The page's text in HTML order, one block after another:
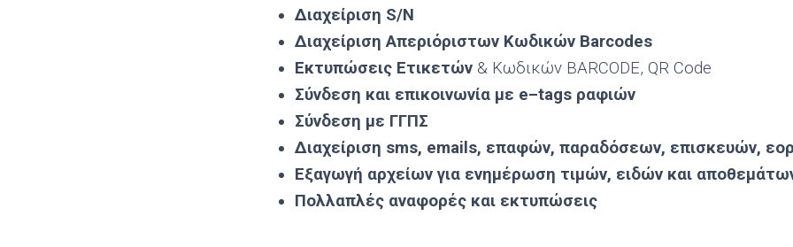
Διαχείριση S/N
Διαχείριση Απεριόριστων Κωδικών Barcodes
Εκτυπώσεις Ετικετών & Κωδικών BARCODE, QR Code
Σύνδεση και επικοινωνία με e–tags ραφιών
Σύνδεση με ΓΓΠΣ
Διαχείριση sms, emails, επαφών, παραδόσεων, επισκευών,
Εξαγωγή αρχείων για ενημέρωση τιμών, ειδών και
Πολλαπλές αναφορές και εκτυπώσεις